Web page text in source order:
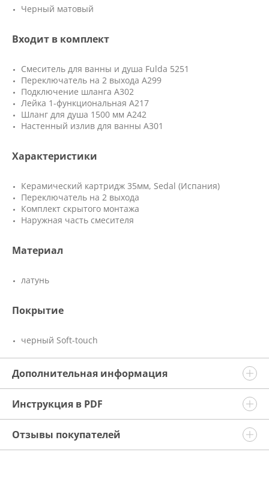
Черный матовый
Входит в комплект
Смеситель для ванны и душа Fulda 5251
Переключатель на 2 выхода А299
Подключение шланга A302
Лейка 1-функциональная A217
Шланг для душа 1500 мм A242
Настенный излив для ванны A301
Характеристики
Керамический картридж 35мм, Sedal (Испания)
Переключатель на 2 выхода
Комплект скрытого монтажа
Наружная часть смесителя
Материал
латунь
Покрытие
черный Soft-touch
Дополнительная информация
Инструкция в PDF
Отзывы покупателей